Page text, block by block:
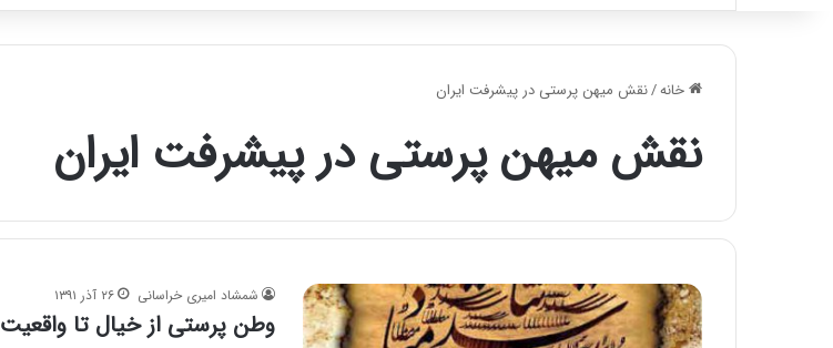
خانه/نقش میهن پرستی در پیشرفت ایران
نقش میهن پرستی در پیشرفت ایران
شمشاد امیری خراسانی ۲۶ آذر ۱۳۹۱
وطن پرستی از خیال تا واقعیت